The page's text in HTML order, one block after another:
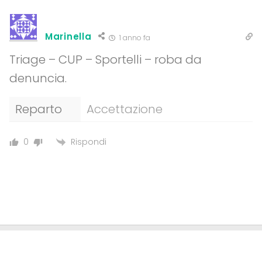
Marinella 1 anno fa
Triage – CUP – Sportelli – roba da
denuncia.
Reparto
Accettazione
0 Rispondi